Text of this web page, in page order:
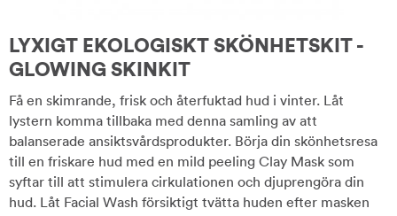
LYXIGT EKOLOGISKT SKÖNHETSKIT -
GLOWING SKINKIT
Få en skimrande, frisk och återfuktad hud i vinter. Låt
lystern komma tillbaka med denna samling av att
balanserade ansiktsvårdsprodukter. Börja din skönhetsresa
till en friskare hud med en mild peeling Clay Mask som
syftar till att stimulera cirkulationen och djuprengöra din
hud. Låt Facial Wash försiktigt tvätta huden efter masken